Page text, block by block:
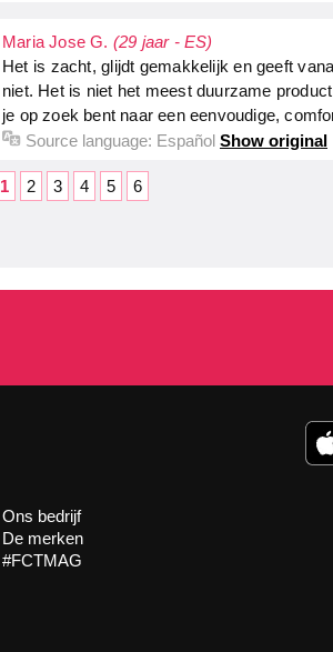
Maria Jose G. (29 jaar - ES)
Het is zacht, glijdt gemakkelijk en geeft
niet. Het is niet het meest duurzame
je op zoek bent naar een eenvoudige,
Source language: Español Show original
1 2 3 4 5 6
Ons bedrijf
De merken
#FCTMAG